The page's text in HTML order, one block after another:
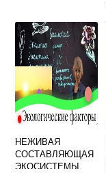
НЕЖИВАЯ
СОСТАВЛЯЮЩАЯ
ЭКОСИСТЕМЫ